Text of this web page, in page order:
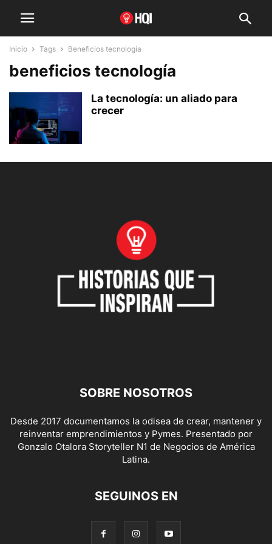
Inicio Tags Beneficios tecnología
beneficios tecnología
La tecnología: un aliado para
crecer
SOBRE NOSOTROS
Desde 2017 documentamos la odisea de crear, mantener y
reinventar emprendimientos y Pymes. Presentado por
Gonzalo Otalora Storyteller N1 de Negocios de América
Latina.
SEGUINOS EN